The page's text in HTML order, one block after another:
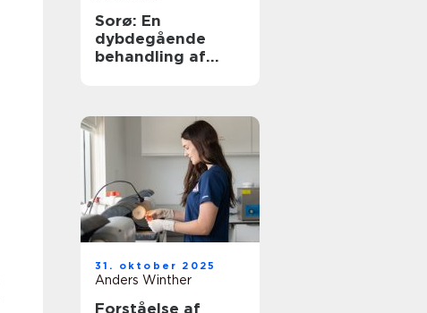
Sorø: En
dybdegående
behandling af
31. oktober 2025
Anders Winther
Forståelse af